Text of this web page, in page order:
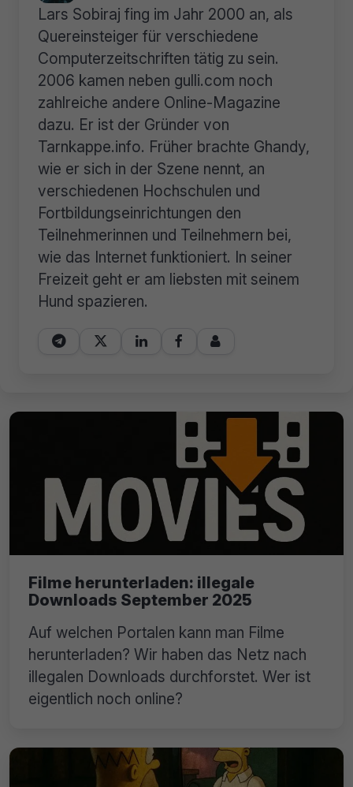
Lars Sobiraj fing im Jahr 2000 an, als
Quereinsteiger für verschiedene
Computerzeitschriften tätig zu sein.
2006 kamen neben gulli.com noch
zahlreiche andere Online-Magazine
dazu. Er ist der Gründer von
Tarnkappe.info. Früher brachte Ghandy,
wie er sich in der Szene nennt, an
verschiedenen Hochschulen und
Fortbildungseinrichtungen den
Teilnehmerinnen und Teilnehmern bei,
wie das Internet funktioniert. In seiner
Freizeit geht er am liebsten mit seinem
Hund spazieren.
    
Filme herunterladen: illegale
Downloads September 2025
Auf welchen Portalen kann man Filme
herunterladen? Wir haben das Netz nach
illegalen Downloads durchforstet. Wer ist
eigentlich noch online?